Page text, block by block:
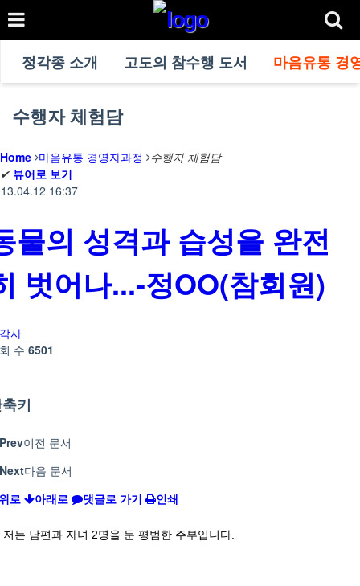
정각종 소개 고도의 참수행 도서 마음유통 경
수행자 체험담
Home 마음유통 경영자과정
수행자 체험담
✔ 뷰어로 보기
16:37
물의 성격과 습성을 완전
벗어나...-정OO(참회원)
사
수 6501
키
Prev이전 문서
Next다음 문서
로
아래로 댓글로 가기 인쇄
저는 남편과 자녀 2명을 둔 평범한 주부입니다